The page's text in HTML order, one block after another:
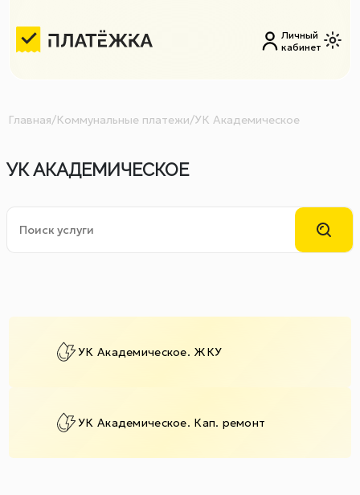
Личный
кабинет
Главная/Коммунальные платежи/УК Академическое
УК АКАДЕМИЧЕСКОЕ
УК Академическое. ЖКУ
УК Академическое. Кап. ремонт